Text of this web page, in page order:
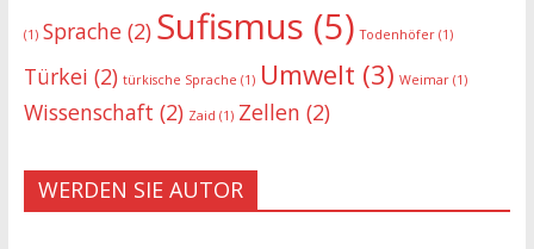
(1) Sprache(2) Sufismus (5) Todenhöfer(1)
Türkei (2) türkische Sprache (1) Umwelt (3) Weimar(1)
Wissenschaft (2) Zaid (1) Zellen (2)
WERDEN SIE AUTOR